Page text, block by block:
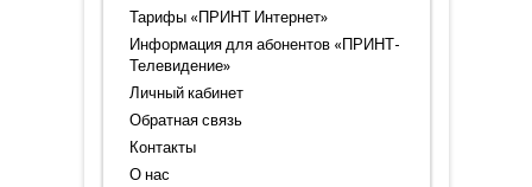
Тарифы «ПРИНТ Интернет»
Информация для абонентов «ПРИНТ-
Телевидение»
Личный кабинет
Обратная связь
Контакты
О нас